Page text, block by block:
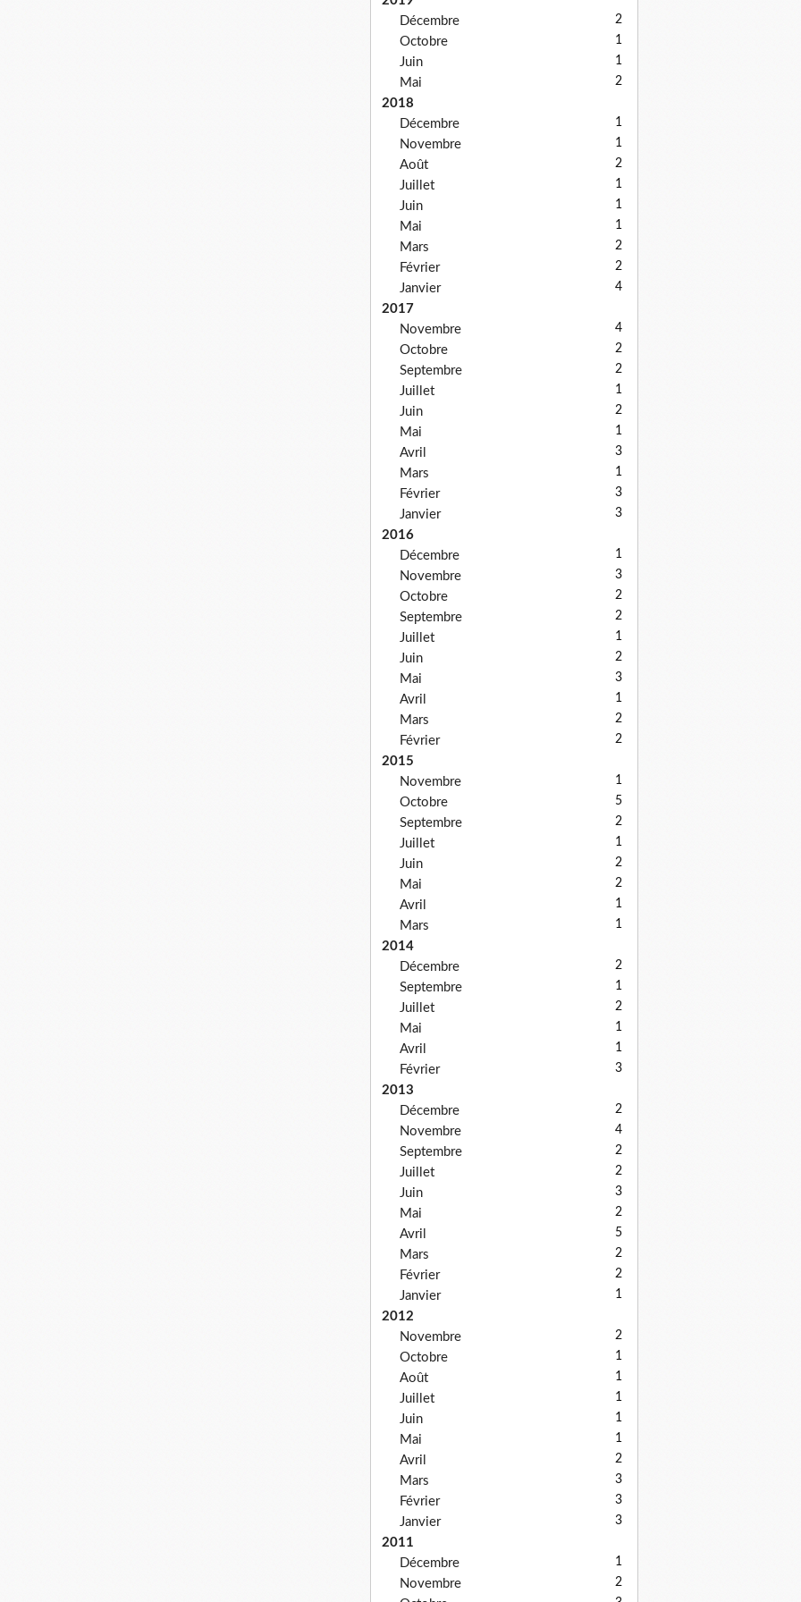
Décembre
2
Octobre 1
Juin 1
Mai 2
2018
Décembre
1
Novembre 1
Août 2
Juillet 1
Juin 1
Mai 1
Mars 2
Février 2
Janvier 4
2017
Novembre
4
Octobre 2
Septembre 2
Juillet 1
Juin 2
Mai 1
Avril 3
Mars 1
Février 3
Janvier 3
2016
Décembre
1
Novembre 3
Octobre 2
Septembre 2
Juillet 1
Juin 2
Mai 3
Avril 1
Mars 2
Février 2
2015
Novembre
1
Octobre 5
Septembre 2
Juillet 1
Juin 2
Mai 2
Avril 1
Mars 1
2014
Décembre
2
Septembre 1
Juillet 2
Mai 1
Avril 1
Février 3
2013
Décembre
2
Novembre 4
Septembre 2
Juillet 2
Juin 3
Mai 2
Avril 5
Mars 2
Février 2
Janvier 1
2012
Novembre
2
Octobre 1
Août 1
Juillet 1
Juin 1
Mai 1
Avril 2
Mars 3
Février 3
Janvier 3
2011
Décembre
1
Novembre 2